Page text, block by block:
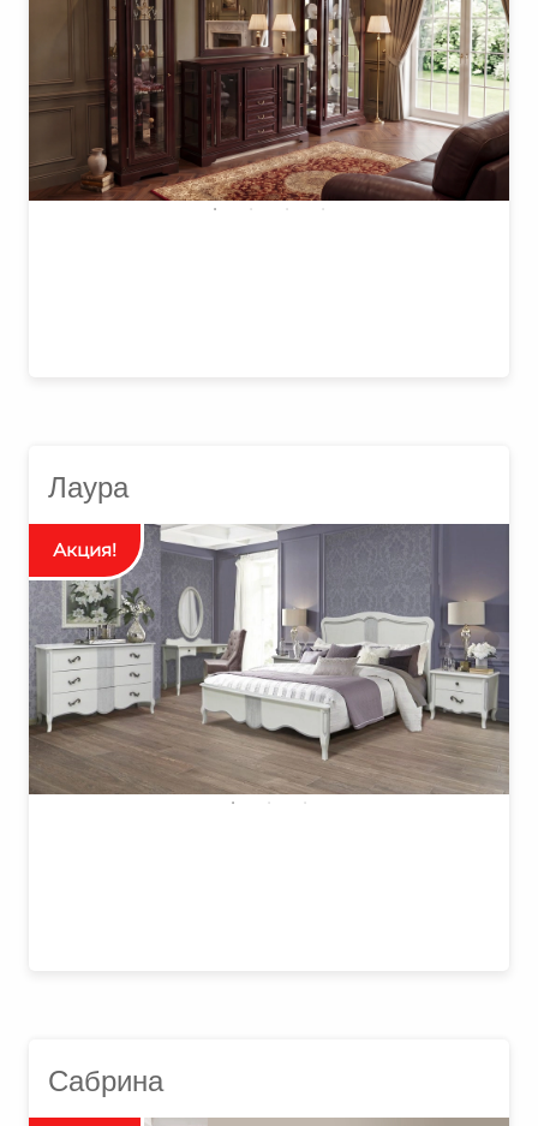
Лаура
Сабрина